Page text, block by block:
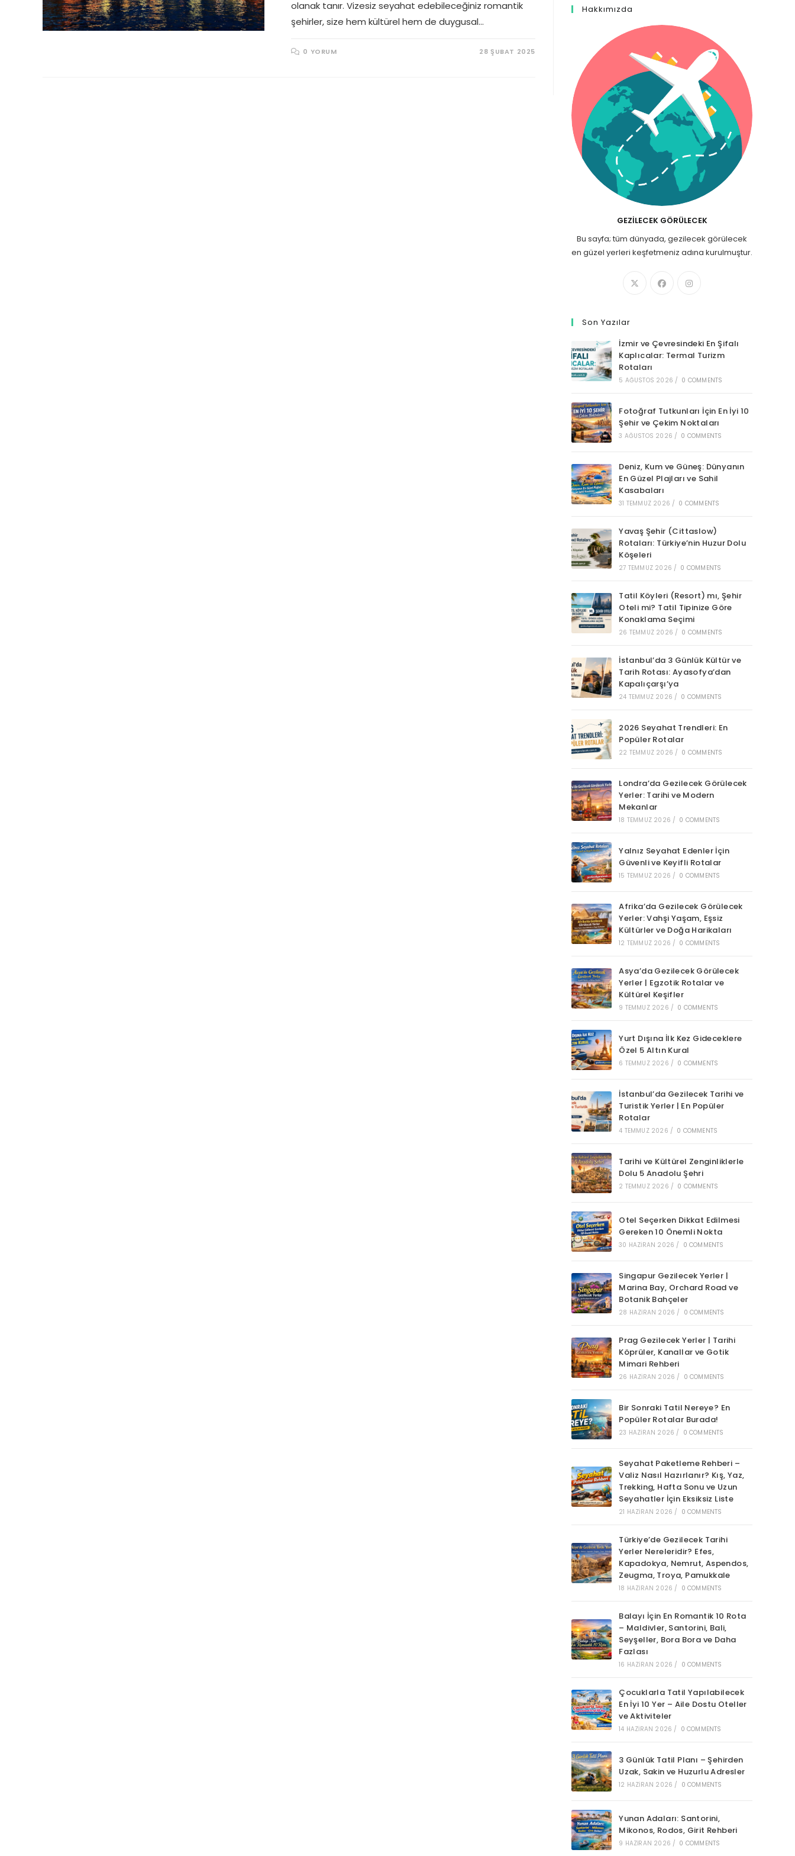
olanak tanır. Vizesiz seyahat edebileceğiniz romantik
şehirler, size hem kültürel hem de duygusal…
0 YORUM 28 ŞUBAT 2025
Hakkımızda
GEZILECEK GÖRÜLECEK
Bu sayfa; tüm dünyada, gezilecek görülecek
en güzel yerleri keşfetmeniz adına kurulmuştur.
Son Yazılar
İzmir ve Çevresindeki En Şifalı
Kaplıcalar: Termal Turizm
Rotaları
5 AĞUSTOS 2026 / 0 COMMENTS
Fotoğraf Tutkunları İçin En İyi 10
Şehir ve Çekim Noktaları
3 AĞUSTOS 2026 / 0 COMMENTS
Deniz, Kum ve Güneş: Dünyanın
En Güzel Plajları ve Sahil
Kasabaları
31 TEMMUZ 2026 / 0 COMMENTS
Yavaş Şehir (Cittaslow)
Rotaları: Türkiye’nin Huzur Dolu
Köşeleri
27 TEMMUZ 2026 / 0 COMMENTS
Tatil Köyleri (Resort) mı, Şehir
Oteli mi? Tatil Tipinize Göre
Konaklama Seçimi
26 TEMMUZ 2026 / 0 COMMENTS
İstanbul’da 3 Günlük Kültür ve
Tarih Rotası: Ayasofya’dan
Kapalıçarşı’ya
24 TEMMUZ 2026 / 0 COMMENTS
2026 Seyahat Trendleri: En
Popüler Rotalar
22 TEMMUZ 2026 / 0 COMMENTS
Londra’da Gezilecek Görülecek
Yerler: Tarihi ve Modern
Mekanlar
18 TEMMUZ 2026 / 0 COMMENTS
Yalnız Seyahat Edenler İçin
Güvenli ve Keyifli Rotalar
15 TEMMUZ 2026 / 0 COMMENTS
Afrika’da Gezilecek Görülecek
Yerler: Vahşi Yaşam, Eşsiz
Kültürler ve Doğa Harikaları
12 TEMMUZ 2026 / 0 COMMENTS
Asya’da Gezilecek Görülecek
Yerler | Egzotik Rotalar ve
Kültürel Keşifler
9 TEMMUZ 2026 / 0 COMMENTS
Yurt Dışına İlk Kez Gideceklere
Özel 5 Altın Kural
6 TEMMUZ 2026 / 0 COMMENTS
İstanbul’da Gezilecek Tarihi ve
Turistik Yerler | En Popüler
Rotalar
4 TEMMUZ 2026 / 0 COMMENTS
Tarihi ve Kültürel Zenginliklerle
Dolu 5 Anadolu Şehri
2 TEMMUZ 2026 / 0 COMMENTS
Otel Seçerken Dikkat Edilmesi
Gereken 10 Önemli Nokta
30 HAZIRAN 2026 / 0 COMMENTS
Singapur Gezilecek Yerler |
Marina Bay, Orchard Road ve
Botanik Bahçeler
28 HAZIRAN 2026 / 0 COMMENTS
Prag Gezilecek Yerler | Tarihi
Köprüler, Kanallar ve Gotik
Mimari Rehberi
26 HAZIRAN 2026 / 0 COMMENTS
Bir Sonraki Tatil Nereye? En
Popüler Rotalar Burada!
23 HAZIRAN 2026 / 0 COMMENTS
Seyahat Paketleme Rehberi –
Valiz Nasıl Hazırlanır? Kış, Yaz,
Trekking, Hafta Sonu ve Uzun
Seyahatler İçin Eksiksiz Liste
21 HAZIRAN 2026 / 0 COMMENTS
Türkiye’de Gezilecek Tarihi
Yerler Nereleridir? Efes,
Kapadokya, Nemrut, Aspendos,
Zeugma, Troya, Pamukkale
18 HAZIRAN 2026 / 0 COMMENTS
Balayı İçin En Romantik 10 Rota
– Maldivler, Santorini, Bali,
Seyşeller, Bora Bora ve Daha
Fazlası
16 HAZIRAN 2026 / 0 COMMENTS
Çocuklarla Tatil Yapılabilecek
En İyi 10 Yer – Aile Dostu Oteller
ve Aktiviteler
14 HAZIRAN 2026 / 0 COMMENTS
3 Günlük Tatil Planı – Şehirden
Uzak, Sakin ve Huzurlu Adresler
12 HAZIRAN 2026 / 0 COMMENTS
Yunan Adaları: Santorini,
Mikonos, Rodos, Girit Rehberi
9 HAZIRAN 2026 / 0 COMMENTS